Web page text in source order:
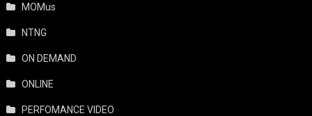
MOMus
NTNG
ON DEMAND
ONLINE
PERFOMANCE VIDEO